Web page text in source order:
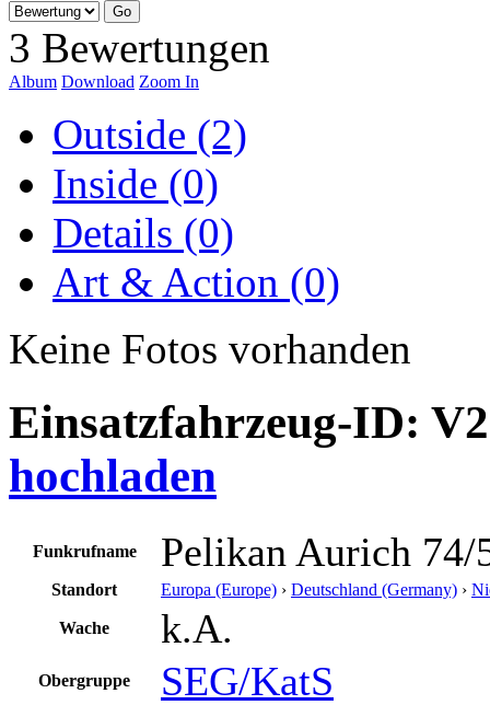
3 Bewertungen
Album Download Zoom In
Outside (2)
Inside (0)
Details (0)
Art & Action (0)
Keine Fotos vorhanden
Einsatzfahrzeug-ID:
hochladen
Funkrufname Pelikan Aurich 74/
Standort Europa (Europe) › Deutschland (Germany) ›
Wache k.A.
Obergruppe SEG/KatS